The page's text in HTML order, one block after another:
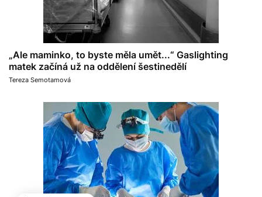
„Ale maminko, to byste měla umět...“ Gaslighting
matek začíná už na oddělení šestinedělí
Tereza Semotamová